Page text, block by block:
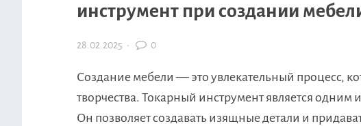
инструмент при создании
28.02.2025 · 0
Создание мебели — это увлекательный процесс,
творчества. Токарный инструмент является одним
Он позволяет создавать изящные детали и